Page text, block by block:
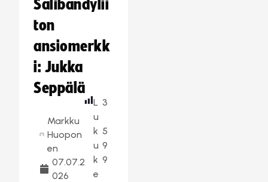
Salibandylii
ton
ansiomerkk
i: Jukka
Seppälä
Markku
Huopon
en
07.07.2
026
L
u
k
u
k
e
3
5
9
9